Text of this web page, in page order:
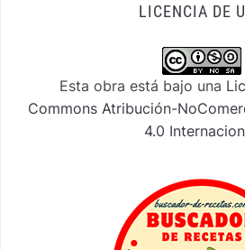
LICENCIA DE
Esta obra está bajo una
Commons Atribución-
4.0